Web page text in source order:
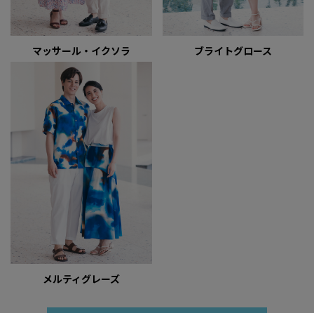
マッサール・イクソラ ブライトグロース
メルティグレーズ